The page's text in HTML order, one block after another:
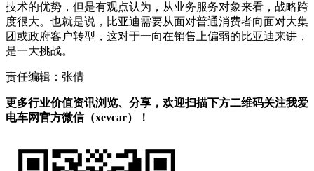
技术的优势，但是有观点认为，从业务服务对象来看，战略跨
度很大。也就是说，比亚迪需要从面对普通消费者向面对大集
团或政府客户转型，这对于一向在销售上偏弱的比亚迪来讲，
是一大挑战。
责任编辑：张倩
更多行业价值资讯浏览、分享，欢迎扫描下方二维码关注我爱
电车网官方微信（xevcar）！